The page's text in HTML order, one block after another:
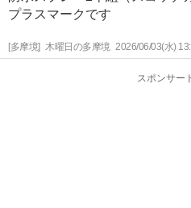
プラスマークです
[多摩境] 木曜日の多摩境 2026/06/03(水)
スポンサー